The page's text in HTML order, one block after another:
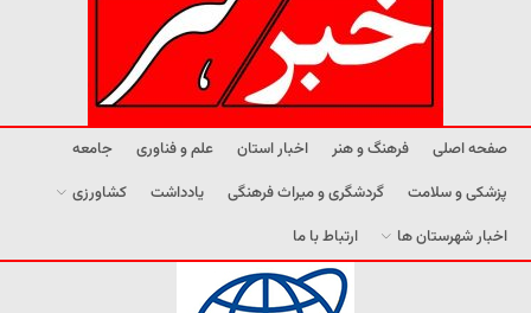
صفحه اصلی فرهنگ و هنر اخبار استان علم و فناوری
جامعه
پزشکی و سلامت
گردشگری و میراث فرهنگی یادداشت
کشاورزی
اخبار شهرستان ها
ارتباط با ما